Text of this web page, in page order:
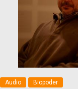
Audio Biopoder